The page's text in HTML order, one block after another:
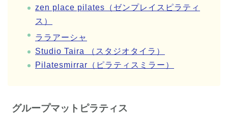
zen place pilates（ゼンプレイスピラティ
ス）
ララアーシャ
Studio Taira （スタジオタイラ）
Pilatesmirrar（ピラティスミラー）
グループマットピラティス